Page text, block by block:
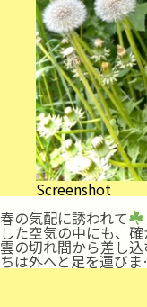
Screenshot
春の気配に誘われて
した空気の中にも、
雲の切れ間から差し
ちは外へと足を運び